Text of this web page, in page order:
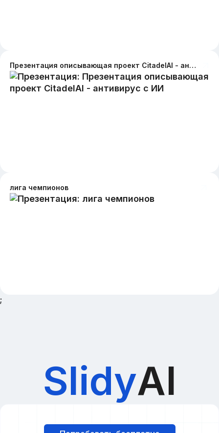
Презентация описывающая проект CitadelAI - антивирус с ИИ
лига чемпионов
;
SlidyAI